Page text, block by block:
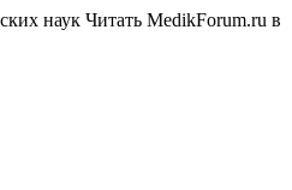
наук Читать MedikForum.ru в